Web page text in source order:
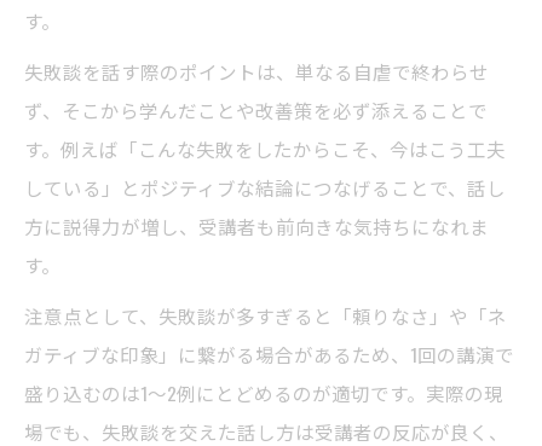
す。
失敗談を話す際のポイントは、単なる自虐で終わらせ
ず、そこから学んだことや改善策を必ず添えることで
す。例えば「こんな失敗をしたからこそ、今はこう工夫
している」とポジティブな結論につなげることで、話し
方に説得力が増し、受講者も前向きな気持ちになれま
す。
注意点として、失敗談が多すぎると「頼りなさ」や「ネ
ガティブな印象」に繋がる場合があるため、1回の講演で
盛り込むのは1～2例にとどめるのが適切です。実際の現
場でも、失敗談を交えた話し方は受講者の反応が良く、